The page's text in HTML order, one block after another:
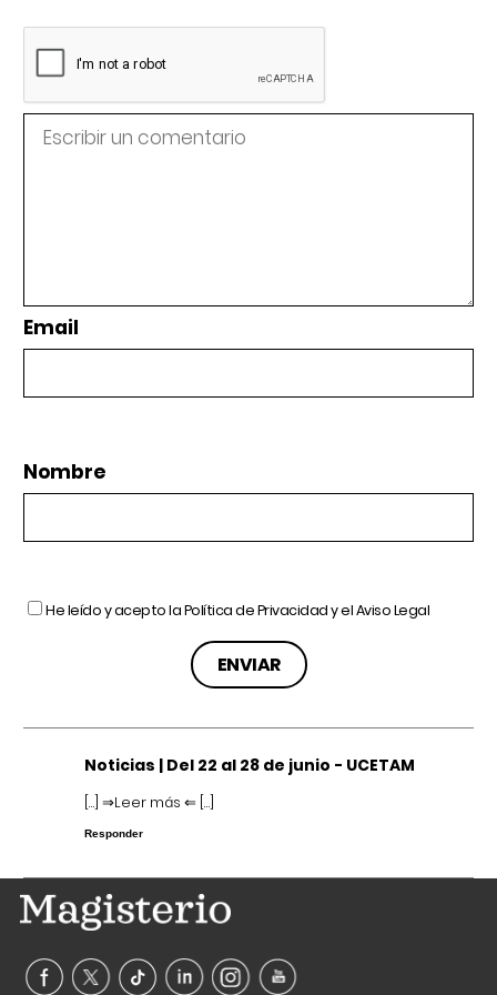
Email
Nombre
He leído y acepto laPolítica de Privacidady elAviso Legal
Noticias | Del 22 al 28 de junio - UCETAM
[…] ⇒Leer más ⇐ […]
Responder